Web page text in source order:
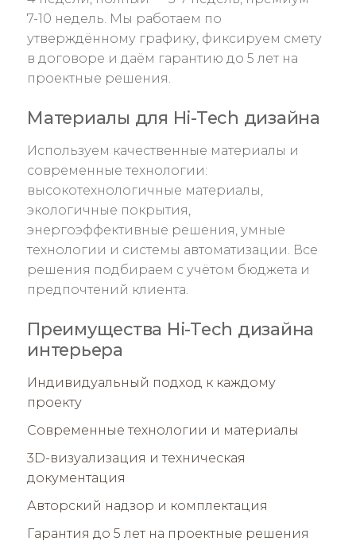
7-10 недель. Мы работаем по
утверждённому графику, фиксируем смету
в договоре и даём гарантию до 5 лет на
проектные решения.
Материалы для Hi-Tech дизайна
Используем качественные материалы и
современные технологии:
высокотехнологичные материалы,
экологичные покрытия,
энергоэффективные решения, умные
технологии и системы автоматизации. Все
решения подбираем с учётом бюджета и
предпочтений клиента.
Преимущества Hi-Tech дизайна
интерьера
Индивидуальный подход к каждому
проекту
Современные технологии и материалы
3D-визуализация и техническая
документация
Авторский надзор и комплектация
Гарантия до 5 лет на проектные решения